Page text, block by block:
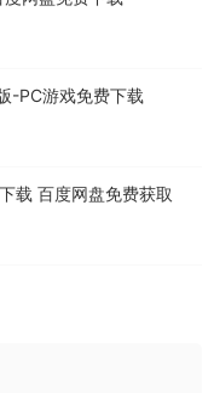
-PC游戏免费下载
载 百度网盘免费获取